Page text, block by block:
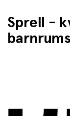
Sprell -